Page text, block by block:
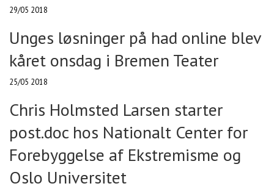
29/05 2018
Unges løsninger på had online blev
kåret onsdag i Bremen Teater
25/05 2018
Chris Holmsted Larsen starter
post.doc hos Nationalt Center for
Forebyggelse af Ekstremisme og
Oslo Universitet